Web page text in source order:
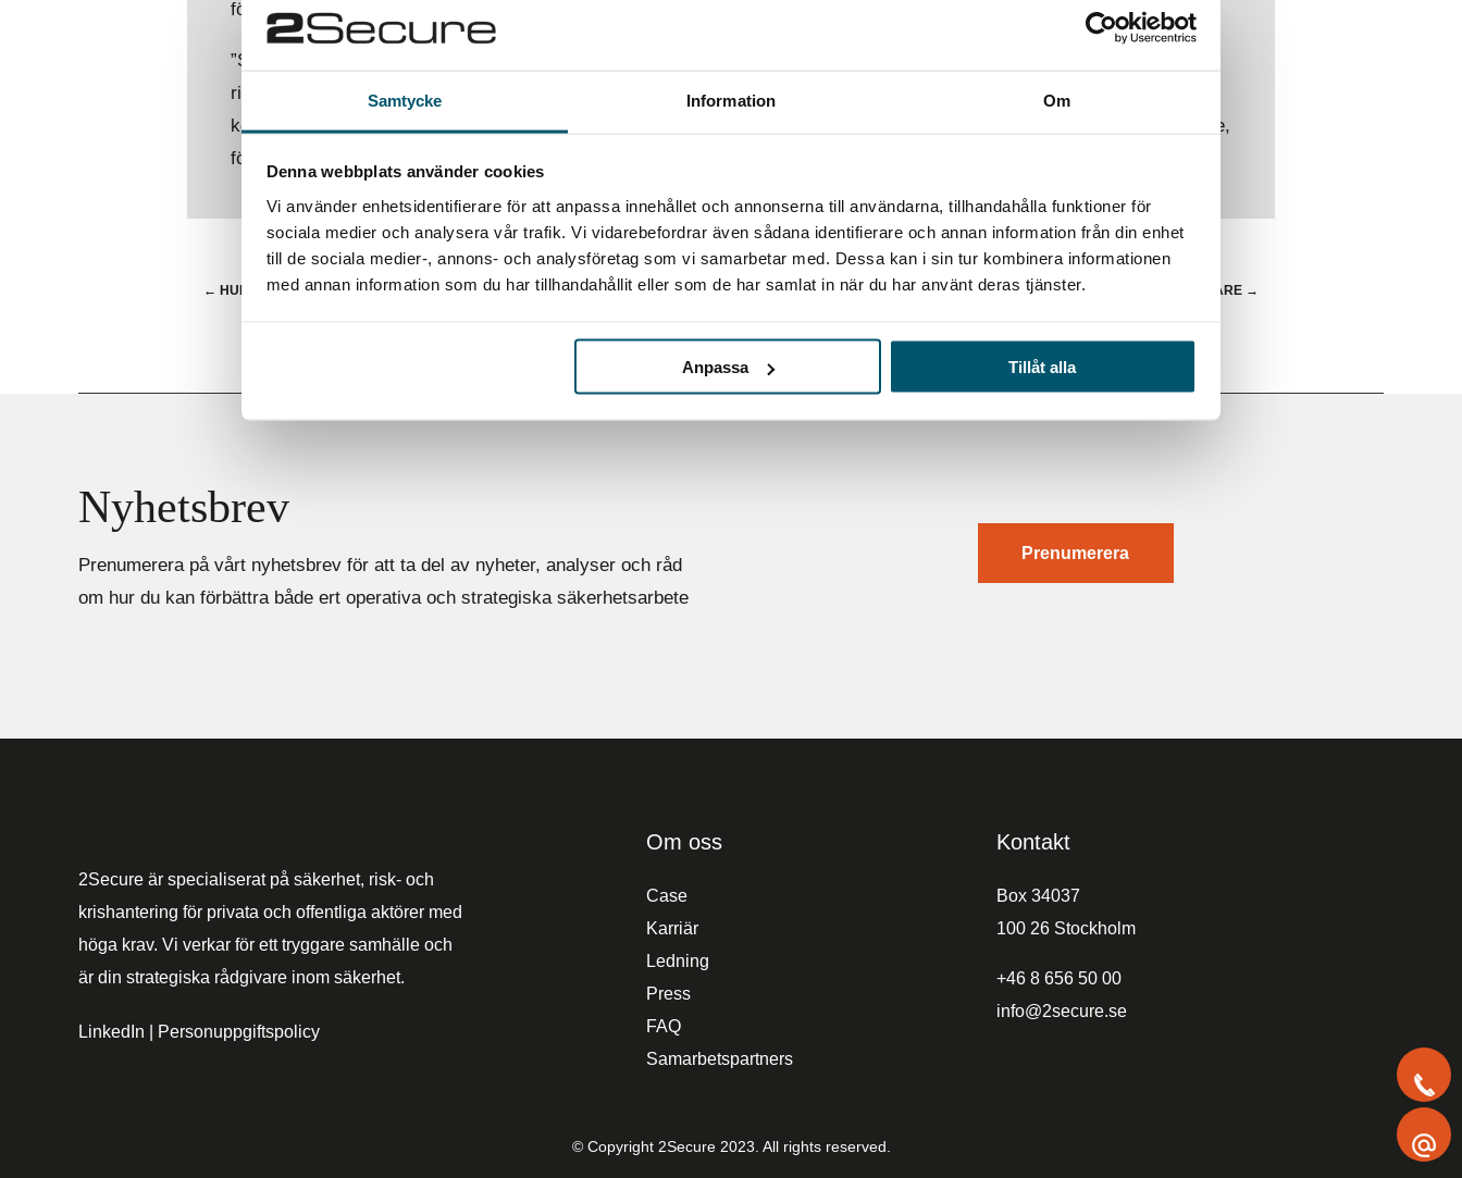
Samtycke Information Om
Denna webbplats använder cookies
Vi använder enhetsidentifierare för att anpassa innehållet och annonserna till användarna, tillhandahålla funktioner för
sociala medier och analysera vår trafik. Vi vidarebefordrar även sådana identifierare och annan information från din enhet
till de sociala medier-, annons- och analysföretag som vi samarbetar med. Dessa kan i sin tur kombinera informationen
med annan information som du har tillhandahållit eller som de har samlat in när du har använt deras tjänster.
Anpassa Tillåt alla
förväntas bli ännu mer efterfrågade.
”Säkerhetsfrågorna rör sig från ett nödvändigt ont till att bli en självklar del av ett företags DNA. Att förebygga hot och
risker handlar om att skydda människor, tillgångar och idéer. På det viset är ett aktivt säkerhetsarbete en
konkurrensfördel. Det ska vi förtydliga med hjälp av vår nya hemsida, och vi ska guida våra kunder”, säger Fredrik Frejme,
försäljnings- och marknadschef.
← HUR PÅVERKAR KLIMATFÖRÄNDRINGAR DIN VERKSAMHET? KVALITATIVA BAKGRUNDSKONTROLLER ALLT VIKTIGARE →
Nyhetsbrev
Prenumerera på vårt nyhetsbrev för att ta del av nyheter, analyser och råd
om hur du kan förbättra både ert operativa och strategiska säkerhetsarbete
Prenumerera
2Secure är specialiserat på säkerhet, risk- och
krishantering för privata och offentliga aktörer med
höga krav. Vi verkar för ett tryggare samhälle och
är din strategiska rådgivare inom säkerhet.
LinkedIn Personuppgiftspolicy
Om oss
Case
Karriär
Ledning
Press
FAQ
Samarbetspartners
Kontakt
Box 34037
100 26 Stockholm
+46 8 656 50 00
info@2secure.se
© Copyright 2Secure 2023. All rights reserved.